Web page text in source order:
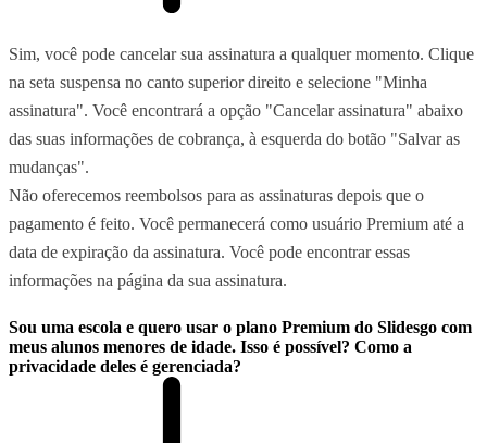
Sim, você pode cancelar sua assinatura a qualquer momento. Clique
na seta suspensa no canto superior direito e selecione "Minha
assinatura". Você encontrará a opção "Cancelar assinatura" abaixo
das suas informações de cobrança, à esquerda do botão "Salvar as
mudanças".
Não oferecemos reembolsos para as assinaturas depois que o
pagamento é feito. Você permanecerá como usuário Premium até a
data de expiração da assinatura. Você pode encontrar essas
informações na página da sua assinatura.
Sou uma escola e quero usar o plano Premium do Slidesgo com
meus alunos menores de idade. Isso é possível? Como a
privacidade deles é gerenciada?